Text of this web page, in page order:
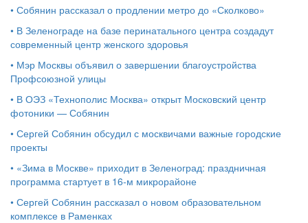
• Собянин рассказал о продлении метро до «Сколково»
• В Зеленограде на базе перинатального центра создадут
современный центр женского здоровья
• Мэр Москвы объявил о завершении благоустройства
Профсоюзной улицы
• В ОЭЗ «Технополис Москва» открыт Московский центр
фотоники — Собянин
• Сергей Собянин обсудил с москвичами важные городские
проекты
• «Зима в Москве» приходит в Зеленоград: праздничная
программа стартует в 16‑м микрорайоне
• Сергей Собянин рассказал о новом образовательном
комплексе в Раменках